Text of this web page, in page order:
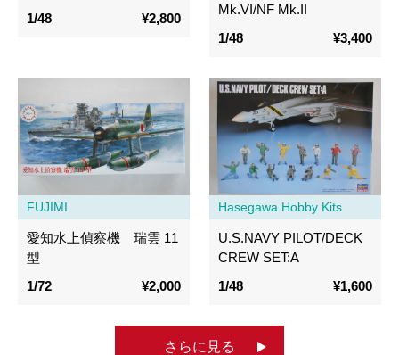
1/48
¥2,800
Mk.VI/NF Mk.II
1/48
¥3,400
FUJIMI
愛知水上偵察機 瑞雲 11
型
1/72
¥2,000
Hasegawa Hobby Kits
U.S.NAVY PILOT/DECK
CREW SET:A
1/48
¥1,600
さらに見る